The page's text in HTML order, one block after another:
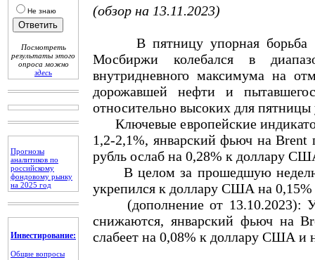
Не знаю
Посмотреть
результаты этого
опроса можно
здесь
Прогнозы
аналитиков по
российскому
фондовому рынку
на 2025 год
Инвестирование:
Общие вопросы
(обзор на 13.11.2023)
В пятницу упорная борьба на
Мосбиржи колебался в
внутридневного максимума на
дорожавшей нефти и
относительно высоких для пятницы
Ключевые европейские
1,2-2,1%, январский фьюч на Brent
рубль ослаб на 0,28% к доллару
В целом за прошедшую неделю
укрепился к доллару США на 0,15%
(дополнение от 13.10.2023):
снижаются, январский фьюч на
слабеет на 0,08% к доллару США и